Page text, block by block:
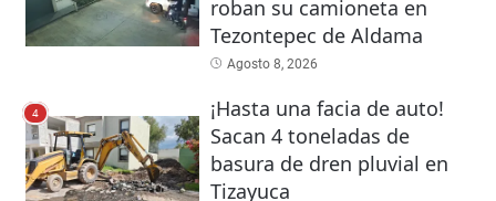
roban su camioneta en
Tezontepec de Aldama
Agosto 8, 2026
4
¡Hasta una facia de auto!
Sacan 4 toneladas de
basura de dren pluvial en
Tizayuca